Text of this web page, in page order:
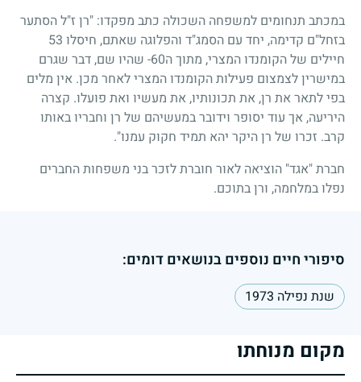
במכתב תנחומים למשפחה השכולה כתב מפקדו: "רן ז"ל הסתער
בזחל"ם קדימה, יחד עם הסמג"ד והפלוגה שאתם, חיסלו 53
חיילים של הקומנדו המצרי, מתוך ה60- שהיו שם, דבר שגרם
במישרין לצמצום פעילות הקומנדו המצרי לאחר מכן. אין מלים
בפי לתאר את רן, את תכונותיו, את מעשיו ואת פועלו. קצרה
היריעה, אך עוד יסופר וידובר במעשיהם של רן וחבריו באותו
קרב. זכרו של רן היקר יהא תמיד חקוק עמנו".
חברת "אגד" הוציאה לאור חוברת לזכר בני משפחות החברים
נפלו במלחמה, ורן בתוכם.
סיפורי חיים נוספים בנושאים דומים:
שנת נפילה 1973
מקום מנוחתו